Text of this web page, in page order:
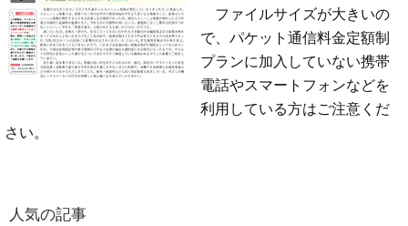
ファイルサイズが大きいの
で、パケット通信料金定額制
プランに加入していない携帯
電話やスマートフォンなどを
利用している方はご注意くだ
さい。
人気の記事